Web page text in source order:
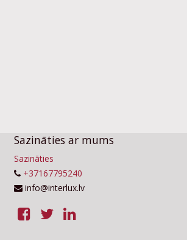
Sazināties ar mums
Sazināties
+37167795240
info@interlux.lv